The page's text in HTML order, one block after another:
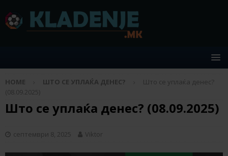
HOME ШТО СЕ УПЛАЌА ДЕНЕС?
Што се уплаќа денес?
(08.09.2025)
Што се уплаќа денес? (08.09.2025)
септември 8, 2025 Viktor